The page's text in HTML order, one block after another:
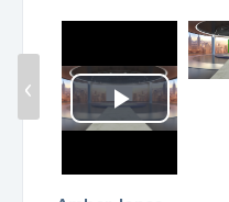
Play
Video
‹